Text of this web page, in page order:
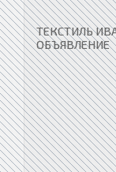
ТЕКСТИЛЬ
ОБЪЯВЛЕНИЕ